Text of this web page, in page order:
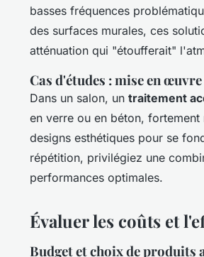
basses fréquences
des surfaces murales, ces
atténuation qui "étoufferait"
Cas d'études : mise en
Dans un salon, un traitement
en verre ou en béton,
designs esthétiques pour se
répétition, privilégiez une
performances optimales.
Évaluer les coûts et
Budget et choix de produits